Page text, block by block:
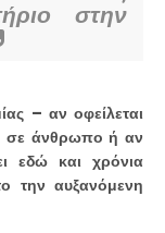
στην
– αν οφείλεται
σε άνθρωπο ή αν
εδώ και χρόνια
την αυξανόμενη